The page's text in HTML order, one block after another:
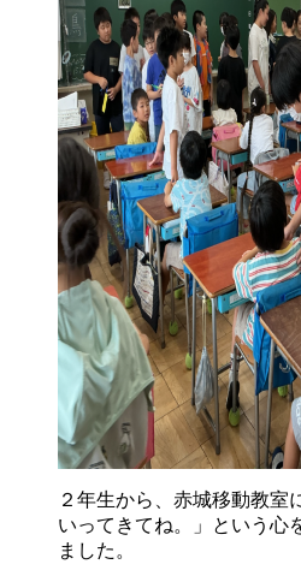
２年生から、赤城移動教室
いってきてね。」という心
ました。